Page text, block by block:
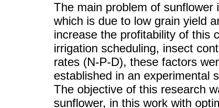
The main problem of sunflower
which is due to low grain yield
increase the profitability of this
irrigation scheduling, insect
rates (N-P-D), these factors
established in an experimental
The objective of this research
sunflower, in this work with